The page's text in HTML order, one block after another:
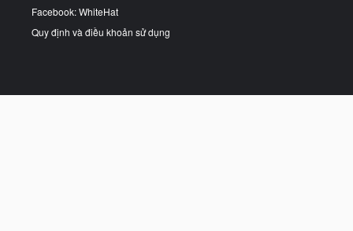
Facebook: WhiteHat
Quy định và điều khoản sử dụng